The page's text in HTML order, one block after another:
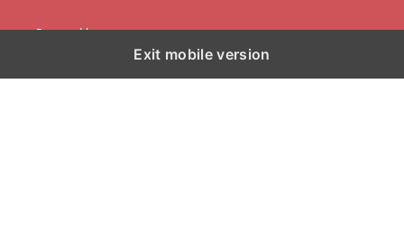
Powered by
Exit mobile version